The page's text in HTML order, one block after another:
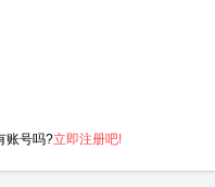
账号吗?立即注册吧!